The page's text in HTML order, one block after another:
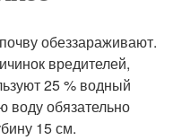
обеззараживают.
вредителей,
25 % водный
воду обязательно
15 см.